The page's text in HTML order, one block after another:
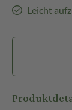
Leicht